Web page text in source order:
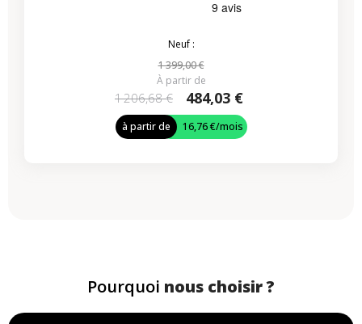
Neuf :
1 399,00 €
À partir de
1 206,68 € 484,03 €
à partir de 16,76 €/mois
Pourquoi nous choisir ?